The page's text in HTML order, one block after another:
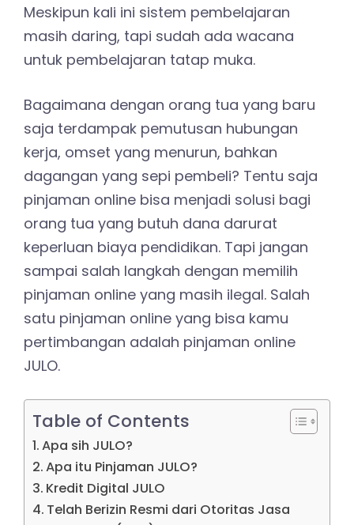
Meskipun kali ini sistem pembelajaran
masih daring, tapi sudah ada wacana
untuk pembelajaran tatap muka.
Bagaimana dengan orang tua yang baru
saja terdampak pemutusan hubungan
kerja, omset yang menurun, bahkan
dagangan yang sepi pembeli? Tentu saja
pinjaman online bisa menjadi solusi bagi
orang tua yang butuh dana darurat
keperluan biaya pendidikan. Tapi jangan
sampai salah langkah dengan memilih
pinjaman online yang masih ilegal. Salah
satu pinjaman online yang bisa kamu
pertimbangan adalah pinjaman online
JULO.
Table of Contents
Apa sih JULO?
Apa itu Pinjaman JULO?
Kredit Digital JULO
Telah Berizin Resmi dari Otoritas Jasa